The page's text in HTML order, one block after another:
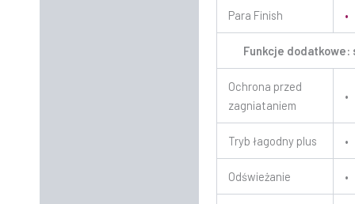
Para Finish •
Funkcje dodatkowe:
Ochrona przed
zagniataniem
•
Tryb łagodny plus •
Odświeżanie •